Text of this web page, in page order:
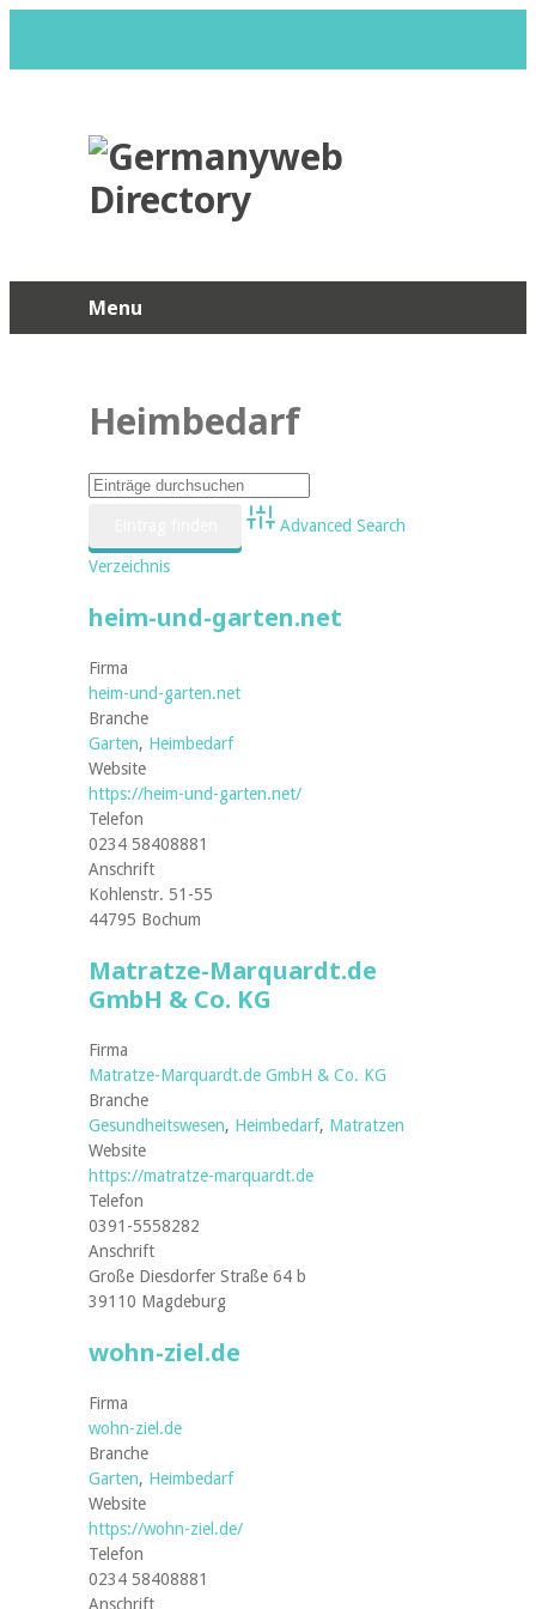
Menu
Heimbedarf
Advanced Search
Verzeichnis
heim-und-garten.net
Firma
heim-und-garten.net
Branche
Garten, Heimbedarf
Website
https://heim-und-garten.net/
Telefon
0234 58408881
Anschrift
Kohlenstr. 51-55
44795 Bochum
Matratze-Marquardt.de
GmbH & Co. KG
Firma
Matratze-Marquardt.de GmbH & Co. KG
Branche
Gesundheitswesen, Heimbedarf, Matratzen
Website
https://matratze-marquardt.de
Telefon
0391-5558282
Anschrift
Große Diesdorfer Straße 64 b
39110 Magdeburg
wohn-ziel.de
Firma
wohn-ziel.de
Branche
Garten, Heimbedarf
Website
https://wohn-ziel.de/
Telefon
0234 58408881
Anschrift